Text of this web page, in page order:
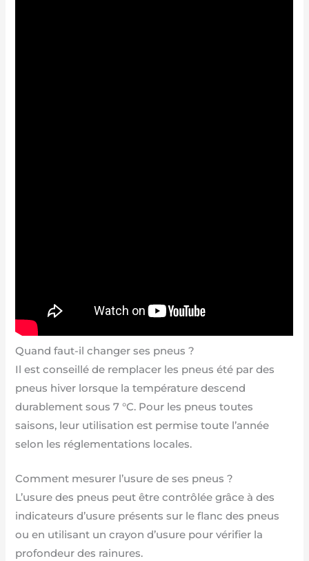
Quand faut-il changer ses pneus ?
Il est conseillé de remplacer les pneus été par des
pneus hiver lorsque la température descend
durablement sous 7 °C. Pour les pneus toutes
saisons, leur utilisation est permise toute l’année
selon les réglementations locales.
Comment mesurer l’usure de ses pneus ?
L’usure des pneus peut être contrôlée grâce à des
indicateurs d’usure présents sur le flanc des pneus
ou en utilisant un crayon d’usure pour vérifier la
profondeur des rainures.